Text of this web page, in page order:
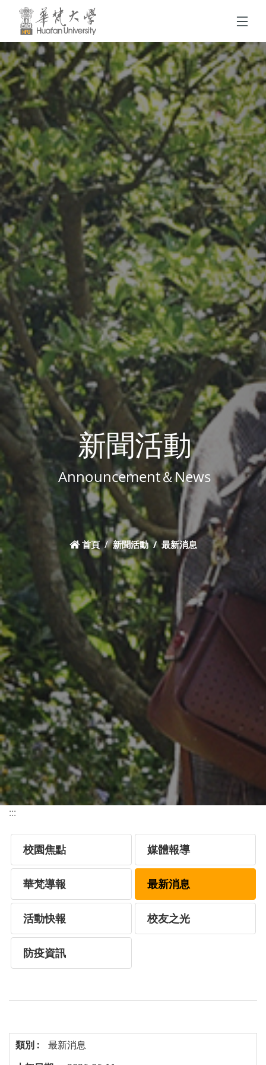
跳到頁面主要內容區
新聞活動
Announcement＆News
首頁 新聞活動 最新消息
:::
校園焦點 媒體報導
華梵導報 最新消息
活動快報 校友之光
防疫資訊
最新消息